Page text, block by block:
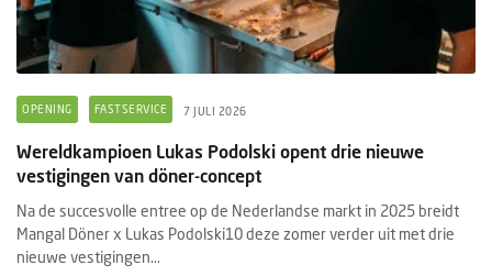
OPENING FASTSERVICE 7 JULI 2026
Wereldkampioen Lukas Podolski opent drie nieuwe
vestigingen van döner-concept
Na de succesvolle entree op de Nederlandse markt in 2025 breidt
Mangal Döner x Lukas Podolski10 deze zomer verder uit met drie
nieuwe vestigingen...